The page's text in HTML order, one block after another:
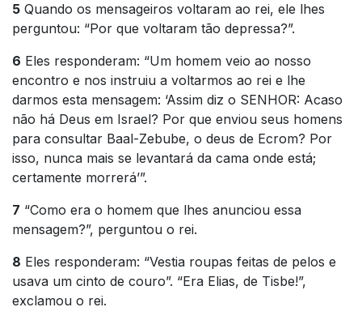
5 Quando os mensageiros voltaram ao rei, ele lhes
perguntou: “Por que voltaram tão depressa?”.
6 Eles responderam: “Um homem veio ao nosso
encontro e nos instruiu a voltarmos ao rei e lhe
darmos esta mensagem: ‘Assim diz o SENHOR: Acaso
não há Deus em Israel? Por que enviou seus homens
para consultar Baal-Zebube, o deus de Ecrom? Por
isso, nunca mais se levantará da cama onde está;
certamente morrerá’”.
7 “Como era o homem que lhes anunciou essa
mensagem?”, perguntou o rei.
8 Eles responderam: “Vestia roupas feitas de pelos e
usava um cinto de couro”. “Era Elias, de Tisbe!”,
exclamou o rei.